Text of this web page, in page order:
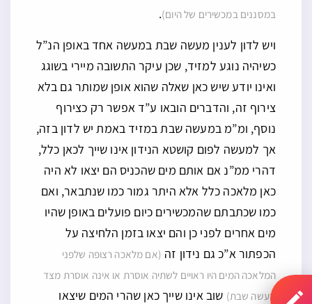
במסננים במכשירים של היום).
ויש לדון לענין מעשה שבת במעשה אחד באופן הנ”ל
כשיהיה נוגע למזיד, שכן עיקר התשובה מיירי בשוגג
ואינו יודע שיש כאן שאלה שהוא אופן שמותר גם בלא
צירוף זה, והדברים הובאו ע”ד אפשר רק כצירוף
נוסף, ומ”מ במעשה שבת במזיד באמת יש לדון בזה,
אך למעשה לפום קושטא הנידון אינו שייך לכאן כלל,
דהרי ממ”נ אם אותם מים שהכניס הם יצאו לא היה
כאן מלאכה כלל אלא היתר גמור כמו שנתבאר, ואם
כמו שכתבתם שהמכשירים כיום פועלים באופן שהיו
מים אחרים לפני כן והם יצאו בזמן הלחיצה על
הכפתור א”כ גם נידון זה (אם מלאכה רצופה שלפני
המלאכה המים היו ראויים לשתיה אוסרת או אינה אוסרת מצד
מעשה שבת) שוב אינו שייך כאן שהרי המים שיצאו